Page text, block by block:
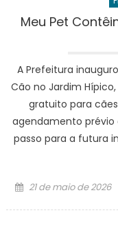
Meu Pet
A Prefeitura
Cão no Jardim
gratuito para
agendamento prévio
passo para a futura
Posted
21 de maio de 2026